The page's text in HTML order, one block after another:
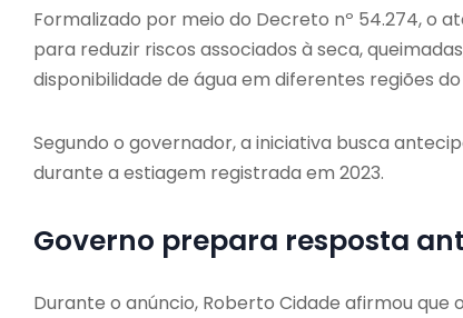
Formalizado por meio do Decreto nº 54.274, o
para reduzir riscos associados à seca,
disponibilidade de água em diferentes regiões
Segundo o governador, a iniciativa busca
durante a estiagem registrada em 2023.
Governo prepara resposta
Durante o anúncio, Roberto Cidade afirmou